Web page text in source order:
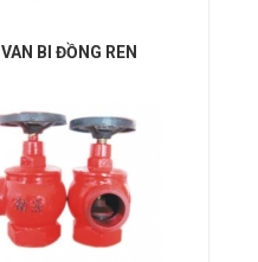
VAN BI ĐỒNG REN